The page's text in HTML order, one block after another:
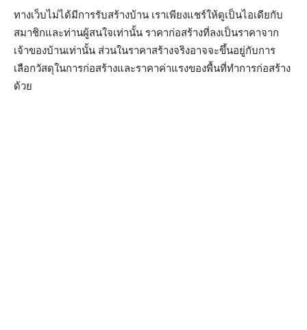
ทางเว็บไม่ได้มีการรับสร้างบ้าน เราเพียงแชร์ให้ดูเป็นไอเดียกับ
สมาชิกและท่านผู้สนใจเท่านั้น ราคาก่อสร้างที่ลงเป็นราคาจาก
เจ้าของบ้านเท่านั้น ส่วนในราคาสร้างจริงอาจจะขึ้นอยู่กับการ
เลือกวัสดุในการก่อสร้างและราคาค่าแรงของพื้นที่ทำการก่อสร้าง
ด้วย